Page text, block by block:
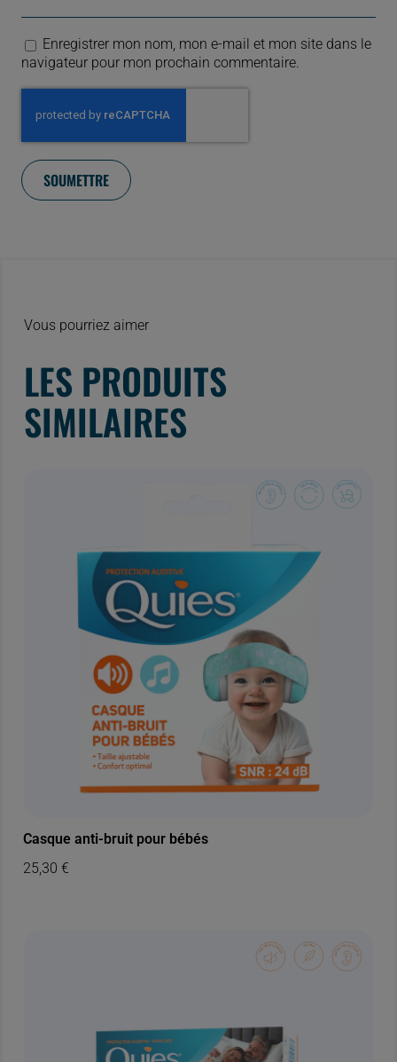
Enregistrer mon nom, mon e-mail et mon site dans le
navigateur pour mon prochain commentaire.
Vous pourriez aimer
LES PRODUITS
SIMILAIRES
Casque anti-bruit pour bébés
25,30€